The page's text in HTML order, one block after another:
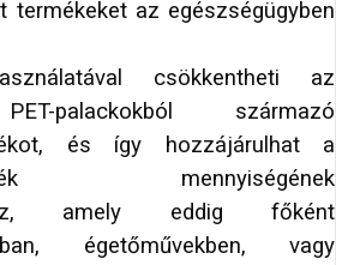
termékeket az egészségügyben
csökkentheti az
palackokból származó
és így hozzájárulhat a
mennyiségének
amely eddig főként
égetőművekben, vagy